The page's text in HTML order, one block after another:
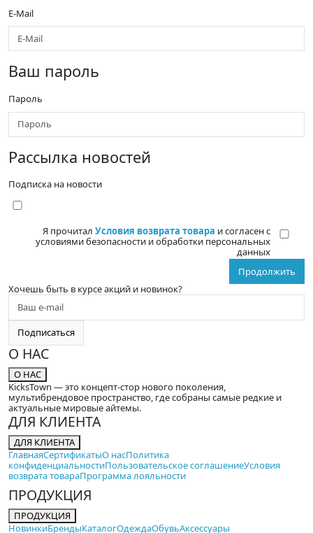
E-Mail
Ваш пароль
Пароль
Рассылка новостей
Подписка на новости
Я прочиталУсловия возврата товара и согласен с
условиями безопасности и обработки персональных
данных
Продолжить
Хочешь быть в курсе акций и новинок?
Подписаться
О НАС
О НАС
KicksTown — это концепт-стор нового поколения,
мультибрендовое пространство, где собраны самые редкие и
актуальные мировые айтемы.
ДЛЯ КЛИЕНТА
ДЛЯ КЛИЕНТА
ГлавнаяСертификатыО насПолитика
конфиденциальностиПользовательское соглашениеУсловия
возврата товараПрограмма лояльности
ПРОДУКЦИЯ
ПРОДУКЦИЯ
НовинкиБрендыКаталогОдеждаОбувьАксессуары